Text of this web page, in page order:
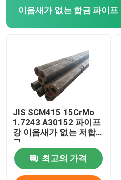
이음새가 없는 합금 파이프
JIS SCM415 15CrMo
1.7243 A30152 파이프
강 이음새가 없는 저합
금
최고의 가격